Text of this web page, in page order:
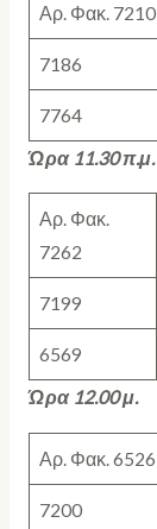
Αρ. Φακ. 7210
7186
7764
Ώρα 11.30 π.μ.
Αρ. Φακ.
7262
7199
6569
Ώρα 12.00 μ.
Αρ. Φακ. 6526
7200